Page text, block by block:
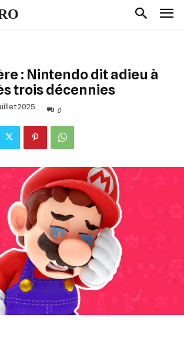
: Nintendo dit adieu à
trois décennies
2025 0